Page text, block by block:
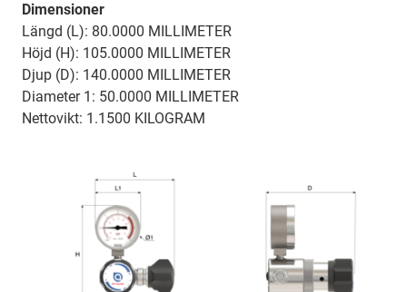
Dimensioner
Längd (L): 80.0000 MILLIMETER
Höjd (H): 105.0000 MILLIMETER
Djup (D): 140.0000 MILLIMETER
Diameter 1: 50.0000 MILLIMETER
Nettovikt: 1.1500 KILOGRAM